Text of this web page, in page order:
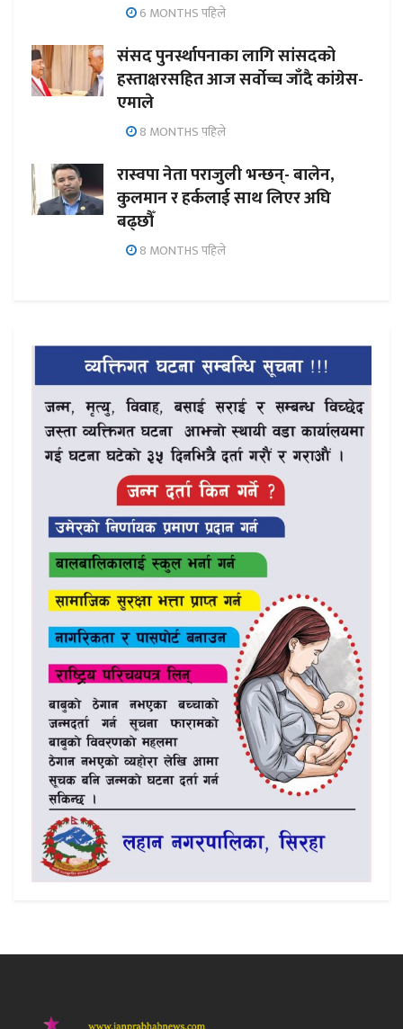
6 MONTHS पहिले
संसद पुनर्स्थापनाका लागि सांसदको
हस्ताक्षरसहित आज सर्वोच्च जाँदै कांग्रेस-
एमाले
8 MONTHS पहिले
रास्वपा नेता पराजुली भन्छन्- बालेन,
कुलमान र हर्कलाई साथ लिएर अघि
बढ्छौँ
8 MONTHS पहिले